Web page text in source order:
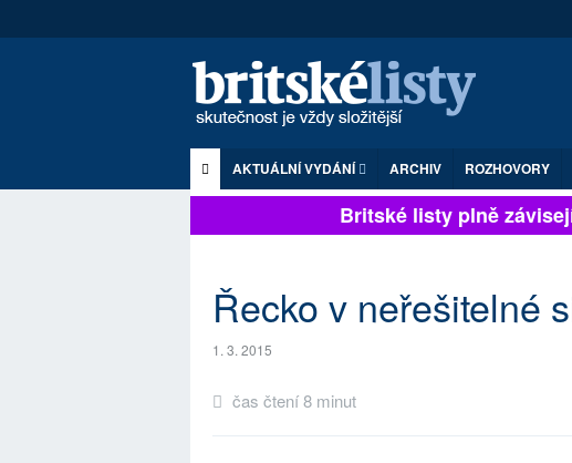
AKTUÁLNÍ VYDÁNÍ ARCHIV ROZHOVORY
Britské listy plně závisejí
Řecko v neřešitelné
1. 3. 2015
čas čtení 8 minut